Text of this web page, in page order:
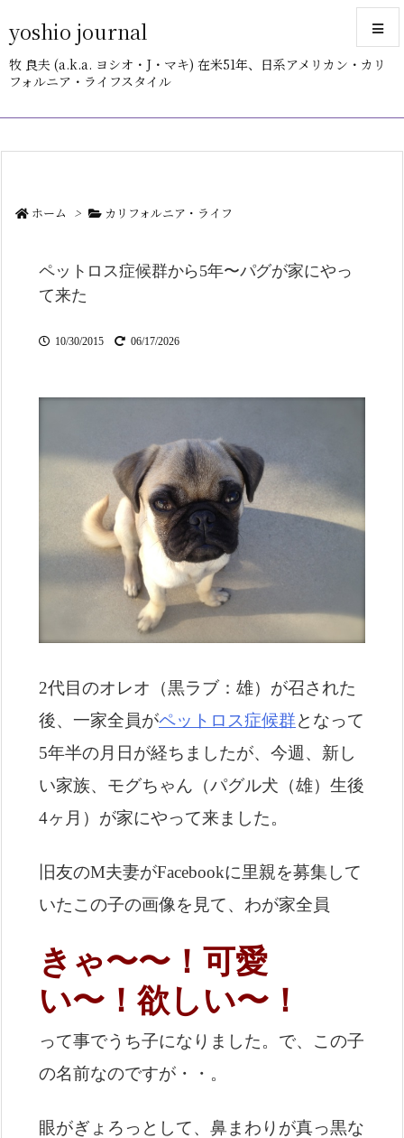
yoshio journal
牧 良夫 (a.k.a. ヨシオ・J・マキ) 在米51年、日系アメリカン・カリ
フォルニア・ライフスタイル
ホーム > カリフォルニア・ライフ
ペットロス症候群から5年〜パグが家にやっ
て来た
10/30/2015 06/17/2026
2代目のオレオ（黒ラブ：雄）が召された
後、一家全員がペットロス症候群となって
5年半の月日が経ちましたが、今週、新し
い家族、モグちゃん（パグル犬（雄）生後
4ヶ月）が家にやって来ました。
旧友のM夫妻がFacebookに里親を募集して
いたこの子の画像を見て、わが家全員
きゃ〜〜！可愛
い〜！欲しい〜！
って事でうち子になりました。で、この子
の名前なのですが・・。
眼がぎょろっとして、鼻まわりが真っ黒な